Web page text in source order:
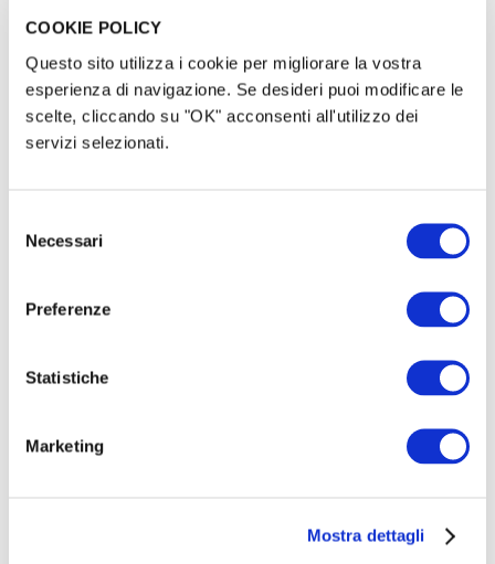
COOKIE POLICY
Questo sito utilizza i cookie per migliorare la vostra
esperienza di navigazione. Se desideri puoi modificare le
scelte, cliccando su "OK" acconsenti all'utilizzo dei
servizi selezionati.
delNecessari
Preferenze
Statistiche
Marketing
Mostra dettagli
Collaboriamo con ARPA Siciliaper portare ilcinema
in supporto alla didattica scolastica, attraverso una
piattaforma dedicata alle scuole di secondo grado
apparenti alla rete INFEA.
I nostri obiettivi
In un territorio
accessibile a tutti e tutte.
Sensibilizzare attraverso il cinema
come ambiente, diritti
Creare comunità e reti nazionali e internazionali